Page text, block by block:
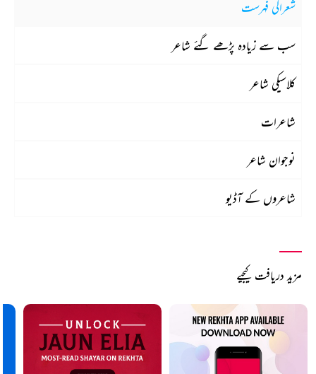
شعراکی فہرست
سب سے زیادہ پڑھے گئے شاعر
کلاسیکی شاعر
شاعرات
نوجوان شاعر
شاعروں کے آڈیو
مزید دریافت کیجیے